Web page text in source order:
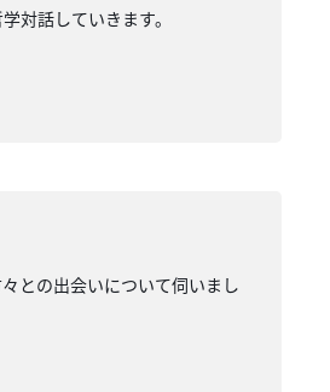
対話していきます。
との出会いについて伺いまし